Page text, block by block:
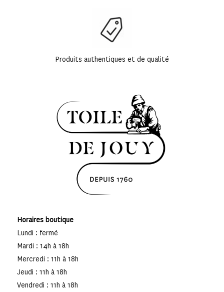
Produits authentiques et de qualité
Horaires boutique
Lundi : fermé
Mardi : 14h à 18h
Mercredi : 11h à 18h
Jeudi : 11h à 18h
Vendredi : 11h à 18h